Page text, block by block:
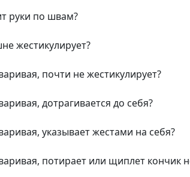
руки по швам?
жестикулирует?
почти не жестикулирует?
дотрагивается до себя?
указывает жестами на себя?
потирает или щиплет кончик